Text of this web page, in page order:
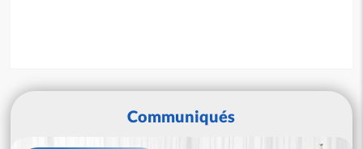
Communiqués